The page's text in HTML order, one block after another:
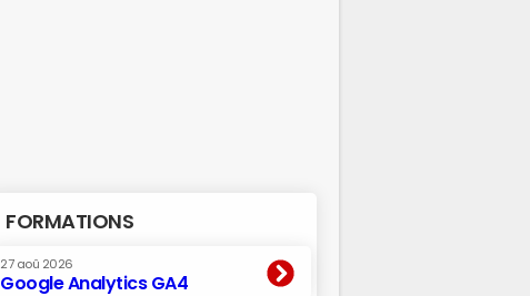
FORMATIONS
27 aoû 2026
Google Analytics GA4